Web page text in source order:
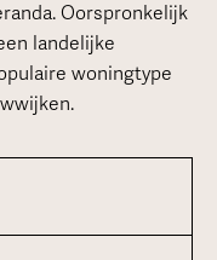
Oorspronkelijk
landelijke
woningtype